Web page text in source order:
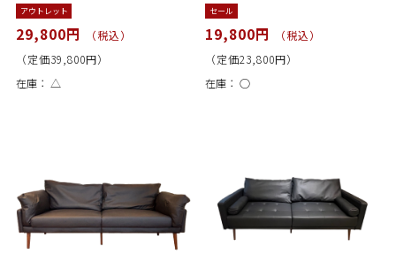
アウトレット
29,800円
（税込）
（定価39,800円）
在庫： △
セール
19,800円
（税込）
（定価23,800円）
在庫：○